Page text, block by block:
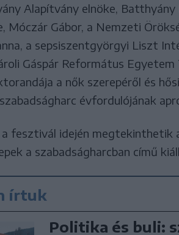
Alapítvány elnöke,
Móczár Gábor, a Nemzeti
a sepsiszentgyörgyi Liszt
Gáspár Református
a nők szerepéről és
évfordulójának
fesztivál idején megtekinthetik
a szabadságharcban című
írtuk
Politika és buli: